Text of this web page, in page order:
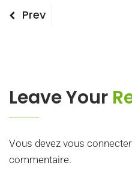
Navigation
Previous
Prev
Leave Your
Vous devez vous connecter
commentaire.